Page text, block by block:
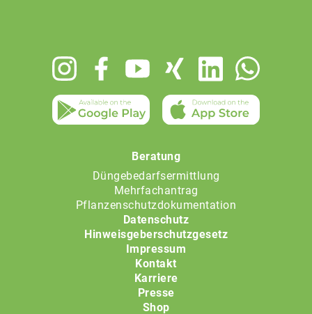
Beratung
Düngebedarfsermittlung
Mehrfachantrag
Pflanzenschutzdokumentation
Datenschutz
Hinweisgeberschutzgesetz
Impressum
Kontakt
Karriere
Presse
Shop